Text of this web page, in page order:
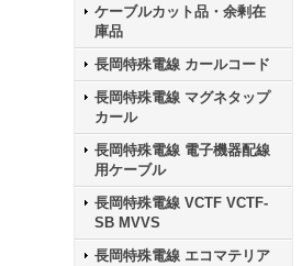
ケーブルカット品・余剰在
庫品
長岡特殊電線 カールコード
長岡特殊電線 マグネタップ
カール
長岡特殊電線 電子機器配線
用ケーブル
長岡特殊電線 VCTF VCTF-
SB MVVS
長岡特殊電線 エコマテリア